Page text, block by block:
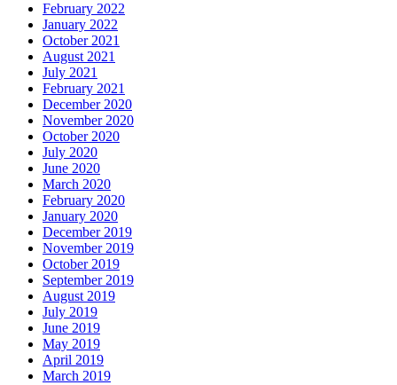
February 2022
January 2022
October 2021
August 2021
July 2021
February 2021
December 2020
November 2020
October 2020
July 2020
June 2020
March 2020
February 2020
January 2020
December 2019
November 2019
October 2019
September 2019
August 2019
July 2019
June 2019
May 2019
April 2019
March 2019